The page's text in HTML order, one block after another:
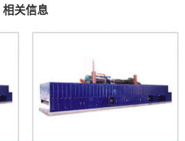
相关信息